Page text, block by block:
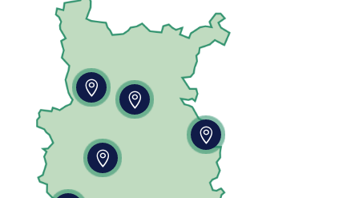



